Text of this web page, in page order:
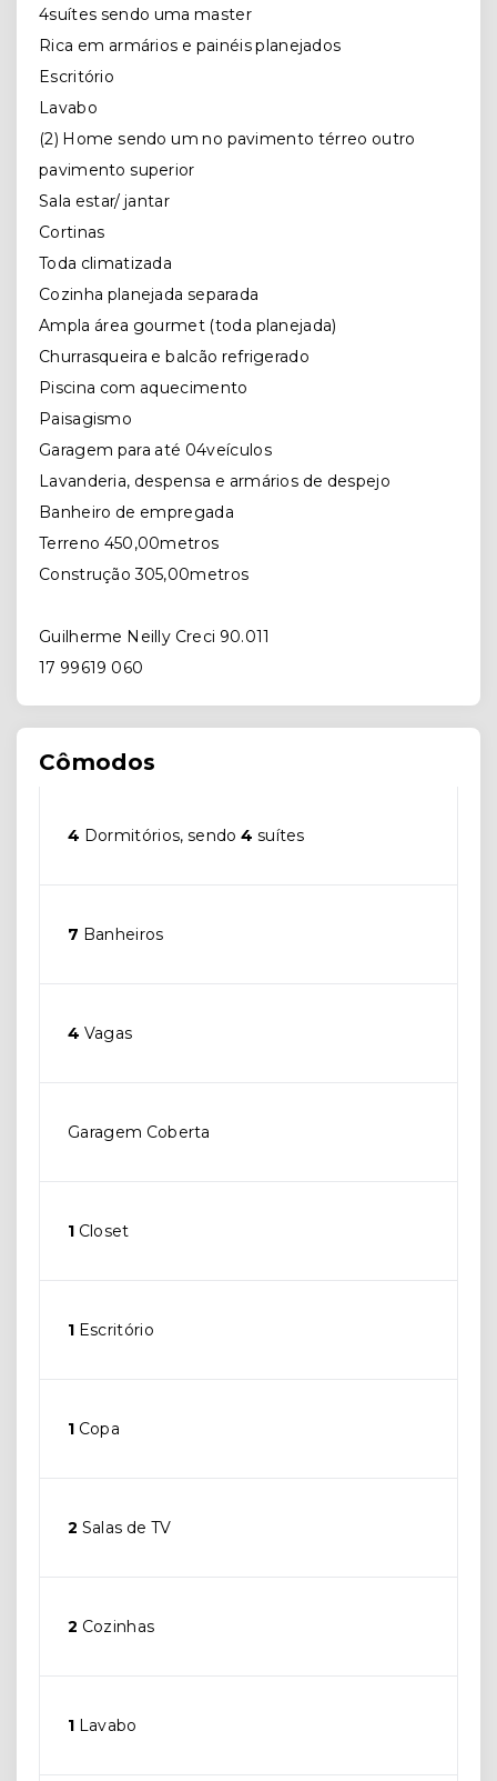
4suítes sendo uma master
Rica em armários e painéis planejados
Escritório
Lavabo
(2) Home sendo um no pavimento térreo outro
pavimento superior
Sala estar/ jantar
Cortinas
Toda climatizada
Cozinha planejada separada
Ampla área gourmet (toda planejada)
Churrasqueira e balcão refrigerado
Piscina com aquecimento
Paisagismo
Garagem para até 04veículos
Lavanderia, despensa e armários de despejo
Banheiro de empregada
Terreno 450,00metros
Construção 305,00metros
Guilherme Neilly Creci 90.011⠀⠀⠀⠀⠀⠀⠀
17 99619 060
Cômodos
4 Dormitórios, sendo4 suítes
7 Banheiros
4 Vagas
Garagem Coberta
1 Closet
1 Escritório
1 Copa
2 Salas de TV
2 Cozinhas
1 Lavabo